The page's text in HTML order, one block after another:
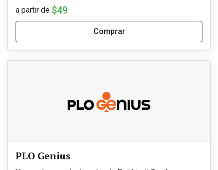
a partir de $49
Comprar
PLO Genius